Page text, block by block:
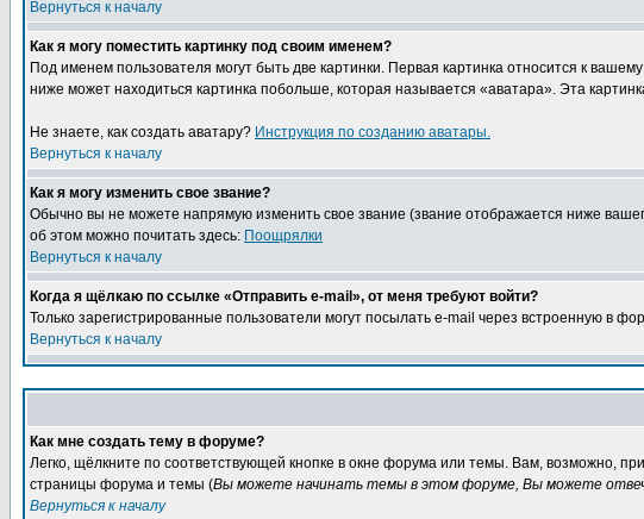
Вернуться к началу
Как я могу поместить картинку под своим именем?
Под именем пользователя могут быть две картинки. Первая картинка относится к
ниже может находиться картинка побольше, которая называется «аватара». Эта
Не знаете, как создать аватару? Инструкция по созданию аватары.
Вернуться к началу
Как я могу изменить свое звание?
Обычно вы не можете напрямую изменить свое звание (звание отображается ниже
об этом можно почитать здесь: Поощрялки
Вернуться к началу
Когда я щёлкаю по ссылке «Отправить e-mail», от меня требуют войти?
Только зарегистрированные пользователи могут посылать e-mail через встроенную в
Вернуться к началу
Как мне создать тему в форуме?
Легко, щёлкните по соответствующей кнопке в окне форума или темы. Вам, возможно,
страницы форума и темы (Вы можете начинать темы в этом форуме, Вы можете
Вернуться к началу